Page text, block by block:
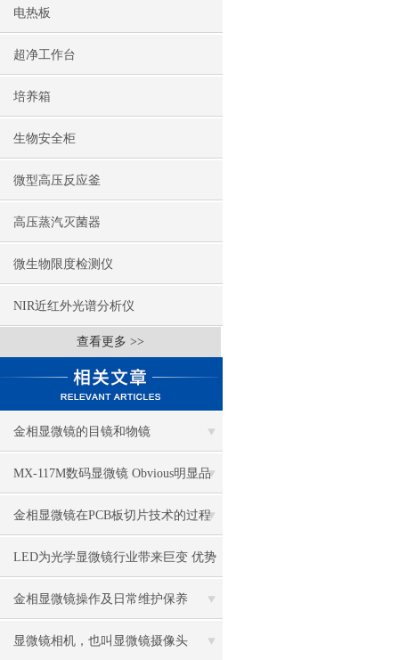
电热板
超净工作台
培养箱
生物安全柜
微型高压反应釜
高压蒸汽灭菌器
微生物限度检测仪
NIR近红外光谱分析仪
查看更多 >>
金相显微镜的目镜和物镜
MX-117M数码显微镜 Obvious明显品
牌值得推荐
金相显微镜在PCB板切片技术的过程
控制中的作用
LED为光学显微镜行业带来巨变 优势
比传统卤素更明显
金相显微镜操作及日常维护保养
显微镜相机，也叫显微镜摄像头